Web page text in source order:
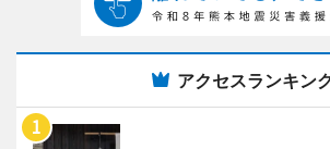
アクセスランキン